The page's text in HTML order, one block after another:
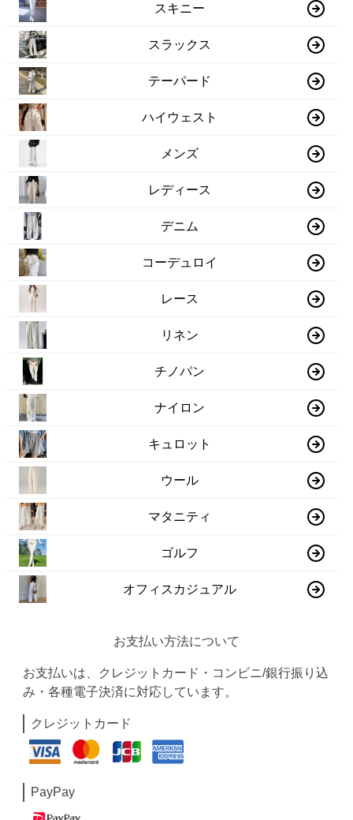
スキニー
スラックス
テーパード
ハイウェスト
メンズ
レディース
デニム
コーデュロイ
レース
リネン
チノパン
ナイロン
キュロット
ウール
マタニティ
ゴルフ
オフィスカジュアル
お支払い方法について
お支払いは、クレジットカード・コンビニ/銀行振り込
み・各種電子決済に対応しています。
クレジットカード
PayPay